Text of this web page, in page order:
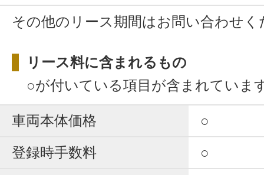
その他のリース期間はお問い合わせく
リース料に含まれるもの
○が付いている項目が含まれていま
車両本体価格
○
登録時手数料
○